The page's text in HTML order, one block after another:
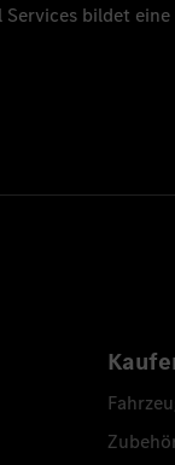
Services bildet